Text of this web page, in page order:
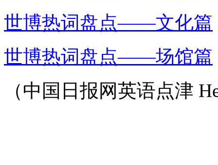
世博热词盘点——文化篇
世博热词盘点——场馆篇
（中国日报网英语点津